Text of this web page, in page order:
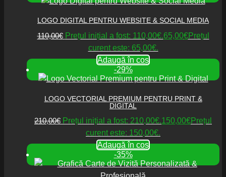
LOGO DIGITAL PENTRU WEBSITE & SOCIAL MEDIA
110,00€ Prețul inițial a fost: 110,00€.65,00€Prețul
curent este: 65,00€.
Adaugă în coș
-29%
LOGO VECTORIAL PREMIUM PENTRU PRINT &
DIGITAL
210,00€ Prețul inițial a fost: 210,00€.150,00€Prețul
curent este: 150,00€.
Adaugă în coș
-35%